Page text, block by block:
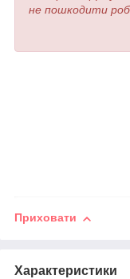
не пошкодити
Приховати
Характеристики